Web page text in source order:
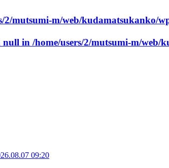
2/mutsumi-m/web/kudamatsukanko/
null in /home/users/2/mutsumi-m/web/
09:20